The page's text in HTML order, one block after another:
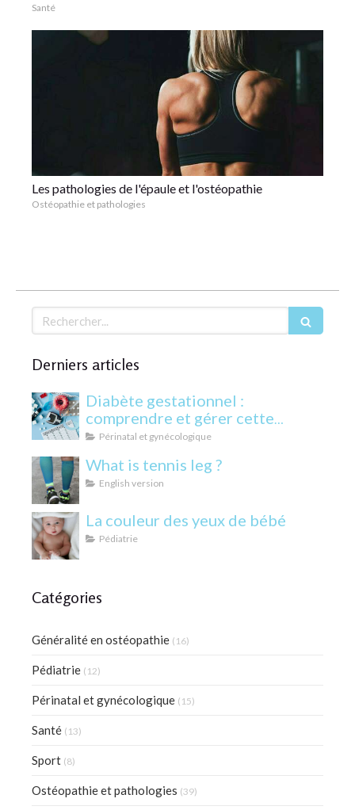
Santé
Les pathologies de l'épaule et l'ostéopathie
Ostéopathie et pathologies
Rechercher
Derniers articles
Diabète gestationnel :
comprendre et gérer cette
condition pendant la grossesse
Périnatal et gynécologique
What is tennis leg ?
English version
La couleur des yeux de bébé
Pédiatrie
Catégories
Généralité en ostéopathie (16)
Pédiatrie (12)
Périnatal et gynécologique (15)
Santé (13)
Sport (8)
Ostéopathie et pathologies (39)